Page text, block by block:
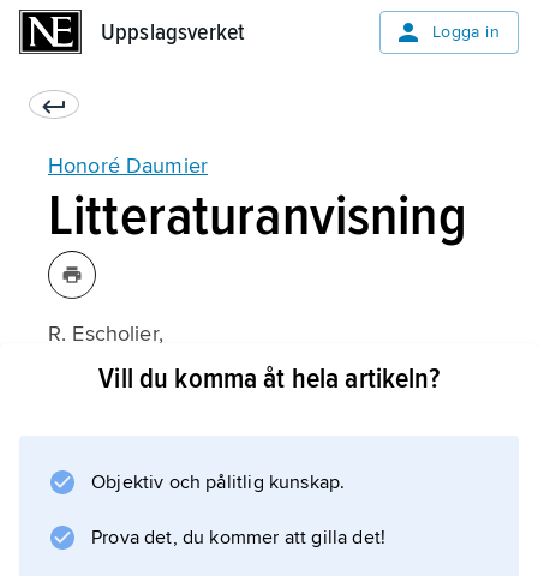
Uppslagsverket Logga in
Honoré Daumier
Litteraturanvisning
R. Escholier,
Daumier et son monde
Vill du komma åt hela artikeln?
Objektiv och pålitlig kunskap.
Prova det, du kommer att gilla det!